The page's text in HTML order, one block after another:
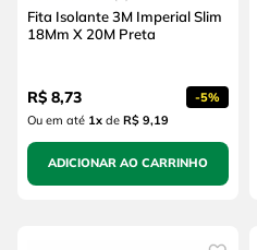
Fita Isolante 3M Imperial Slim
18Mm X 20M Preta
R$ 8,73 -5%
Ou em até 1xde R$ 9,19
ADICIONAR AO CARRINHO